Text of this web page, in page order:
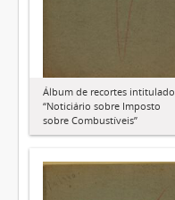
Álbum de recortes intitulado
“Noticiário sobre Imposto
sobre Combustíveis”